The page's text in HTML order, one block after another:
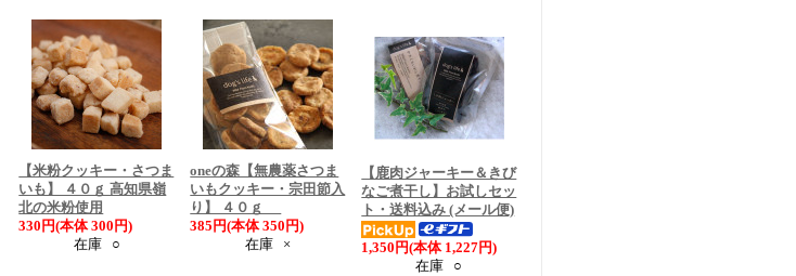
【米粉クッキー・さつま
いも】 ４０ｇ 高知県嶺
北の米粉使用
330円(本体 300円)
在庫 ○
oneの森【無農薬さつま
いもクッキー・宗田節入
り】 ４０ｇ
385円(本体 350円)
在庫 ×
【鹿肉ジャーキー＆きび
なご煮干し】お試しセッ
ト・送料込み (メール便)
1,350円(本体 1,227円)
在庫 ○